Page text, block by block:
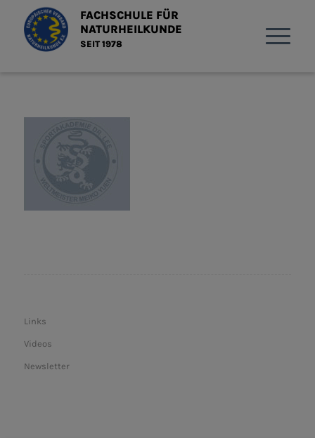
FACHSCHULE FÜR
NATURHEILKUNDE
SEIT 1978
Links
Videos
Newsletter